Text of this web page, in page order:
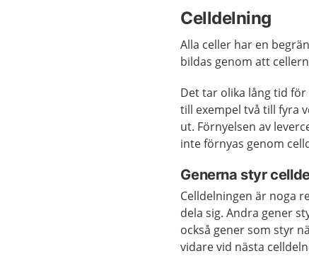
Celldelning
Alla celler har en
bildas genom att
Det tar olika lång tid
till exempel två till fyra
ut. Förnyelsen av
inte förnyas genom
Generna styr
Celldelningen är noga
dela sig. Andra gener
också gener som styr
vidare vid nästa